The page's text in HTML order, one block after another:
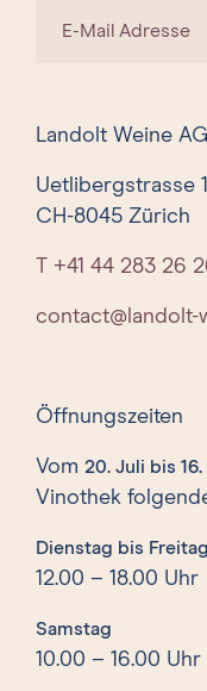
Landolt Weine AG
Uetlibergstrasse
CH-8045 Zürich
T +41 44 283 26
contact@landolt-
Öffnungszeiten
Vom 20. Juli bis
Vinothek
Dienstag bis Freitag
12.00 – 18.00 Uhr
Samstag
10.00 – 16.00 Uhr